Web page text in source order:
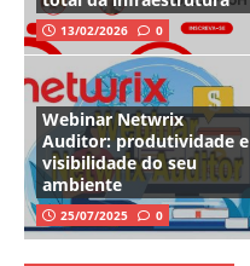
13/02/2026 0
Webinar Netwrix
Auditor: produtividade e
visibilidade do seu
ambiente
25/07/2025 0